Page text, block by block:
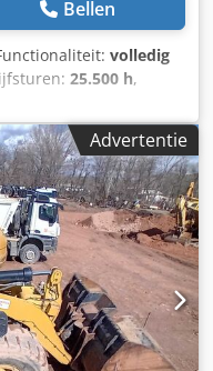
Bellen
volledig
25.500 h,
functioneel. Direct
Advertentie